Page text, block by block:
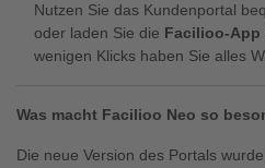
Nutzen Sie das Kundenportal
oder laden Sie die Facilioo-App
wenigen Klicks haben Sie alles
Was macht Facilioo Neo so
Die neue Version des Portals